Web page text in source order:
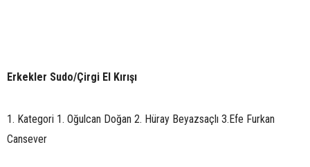
Erkekler Sudo/Çirgi El Kırışı
1. Kategori 1. Oğulcan Doğan 2. Hüray Beyazsaçlı 3.Efe Furkan
Cansever